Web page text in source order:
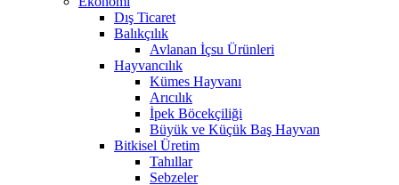
Dış Ticaret
Balıkçılık
Avlanan İçsu Ürünleri
Hayvancılık
Kümes Hayvanı
Arıcılık
İpek Böcekçiliği
Büyük ve Küçük Baş Hayvan
Bitkisel Üretim
Tahıllar
Sebzeler